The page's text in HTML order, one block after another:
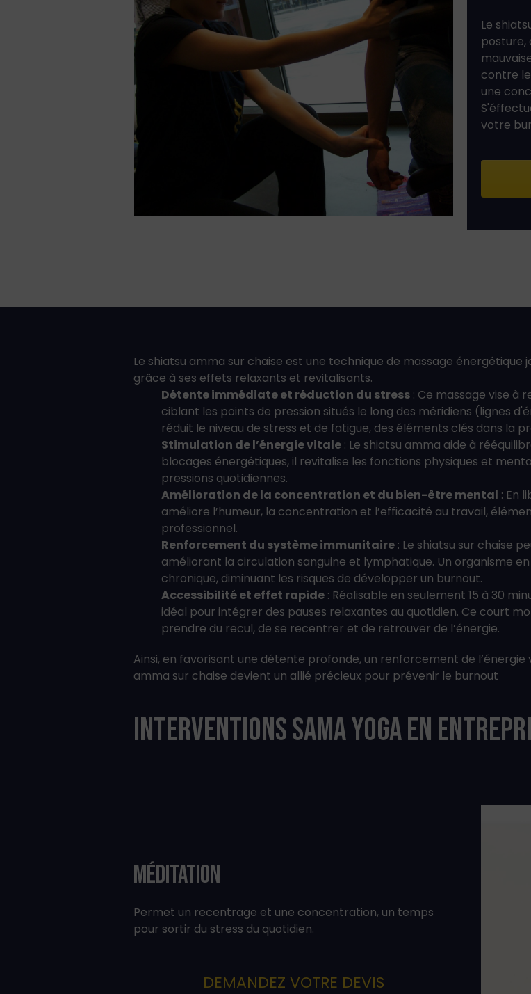
Le
posture,
contre
une
votre
Le shiatsu amma sur chaise est une technique de massage
grâce à ses effets relaxants et revitalisants.
Détente immédiate et réduction du stress : Ce massage vise à
ciblant les points de pression situés le long des méridiens (lignes
réduit le niveau de stress et de fatigue, des éléments clés dans la
Stimulation de l’énergie vitale : Le shiatsu amma aide à
blocages énergétiques, il revitalise les fonctions physiques et
pressions quotidiennes.
Amélioration de la concentration et du bien-être mental : En
améliore l’humeur, la concentration et l’efficacité au travail,
professionnel.
Renforcement du système immunitaire : Le shiatsu sur chaise
améliorant la circulation sanguine et lymphatique. Un organisme
chronique, diminuant les risques de développer un burnout.
Accessibilité et effet rapide : Réalisable en seulement 15 à 30
idéal pour intégrer des pauses relaxantes au quotidien. Ce court
prendre du recul, de se recentrer et de retrouver de l’énergie.
Ainsi, en favorisant une détente profonde, un renforcement de
amma sur chaise devient un allié précieux pour prévenir le burnout
Interventions Sama Yoga en
Méditation
Permet un recentrage et une concentration, un temps
pour sortir du stress du quotidien.
DEMANDEZ VOTRE DEVIS